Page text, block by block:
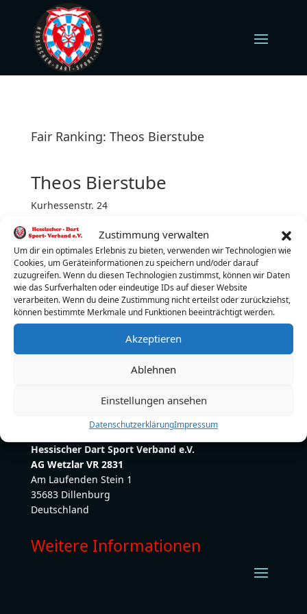
Zustimmung verwalten
Um dir ein optimales Erlebnis zu bieten, verwenden wir Technologien wie
Cookies, um Geräteinformationen zu speichern und/oder darauf
zuzugreifen. Wenn du diesen Technologien zustimmst, können wir Daten
wie das Surfverhalten oder eindeutige IDs auf dieser Website
verarbeiten. Wenn du deine Zustimmung nicht erteilst oder zurückziehst,
können bestimmte Merkmale und Funktionen beeinträchtigt werden.
Akzeptieren
Ablehnen
Einstellungen ansehen
DatenschutzerklärungImpressum
Fair Ranking: Theos Bierstube
Theos Bierstube
Kurhessenstr. 24
Dienstag (jeden)
Turnierbeginn: 19:00 Uhr
Turnierleiter:Marcus Axt
Telefon:01713442944
E-Mail: marcuspohle21@gmail.com
Hessischer Dart Sport Verband e.V.
AG Wetzlar VR 2831
Am Laufenden Stein 1
35683 Dillenburg
Deutschland
Weitere Informationen